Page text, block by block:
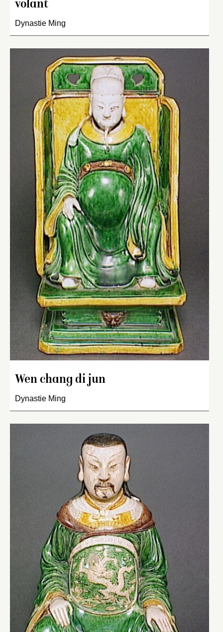
volant
Dynastie Ming
Wen chang di jun
Dynastie Ming